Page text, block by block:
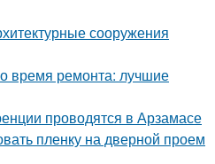
сооружения
время ремонта: лучшие
проводятся в Арзамасе
пленку на дверной проем